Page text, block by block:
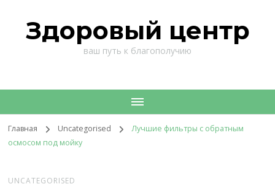
Здоровый центр
ваш путь к благополучию
Главная Uncategorised
Лучшие фильтры с обратным
осмосом под мойку
UNCATEGORISED